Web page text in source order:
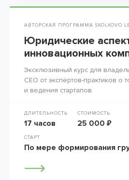
АВТОРСКАЯ ПРОГРАММА SKOLKOVO
Юридические
инновационных
Эксклюзивный курс для
СЕО от экспертов-практиков о
и ведения стартапов.
ДЛИТЕЛЬНОСТЬ
17 часов
СТОИМОСТЬ
25 000 ₽
СТАРТ
По мере формирования